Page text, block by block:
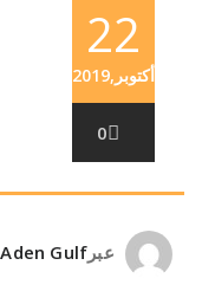
22
أكتوبر,2019
0
عبر Aden Gulf